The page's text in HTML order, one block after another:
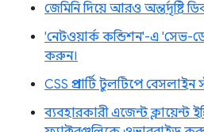
জেমিনি দিয়ে আরও অন্তর্দৃষ্টি
'নেটওয়ার্ক কন্ডিশন'-এ 'সেভ-
করুন।
CSS প্রপার্টি টুলটিপে বেসলাইন
ব্যবহারকারী এজেন্ট ক্লায়েন্ট